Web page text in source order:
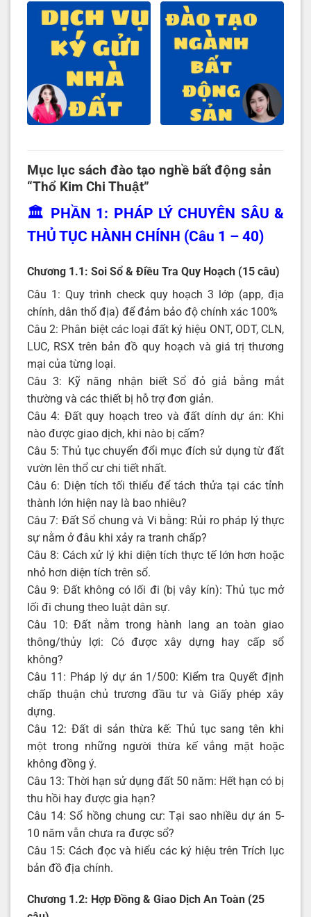
Mục lục sách đào tạo nghề bất động sản
“Thổ Kim Chi Thuật”
🏛️ PHẦN 1: PHÁP LÝ CHUYÊN SÂU &
THỦ TỤC HÀNH CHÍNH (Câu 1 – 40)
Chương 1.1: Soi Sổ & Điều Tra Quy Hoạch (15 câu)
Câu 1: Quy trình check quy hoạch 3 lớp (app, địa
chính, dân thổ địa) để đảm bảo độ chính xác 100%
Câu 2: Phân biệt các loại đất ký hiệu ONT, ODT, CLN,
LUC, RSX trên bản đồ quy hoạch và giá trị thương
mại của từng loại.
Câu 3: Kỹ năng nhận biết Sổ đỏ giả bằng mắt
thường và các thiết bị hỗ trợ đơn giản.
Câu 4: Đất quy hoạch treo và đất dính dự án: Khi
nào được giao dịch, khi nào bị cấm?
Câu 5: Thủ tục chuyển đổi mục đích sử dụng từ đất
vườn lên thổ cư chi tiết nhất.
Câu 6: Diện tích tối thiểu để tách thửa tại các tỉnh
thành lớn hiện nay là bao nhiêu?
Câu 7: Đất Sổ chung và Vi bằng: Rủi ro pháp lý thực
sự nằm ở đâu khi xảy ra tranh chấp?
Câu 8: Cách xử lý khi diện tích thực tế lớn hơn hoặc
nhỏ hơn diện tích trên sổ.
Câu 9: Đất không có lối đi (bị vây kín): Thủ tục mở
lối đi chung theo luật dân sự.
Câu 10: Đất nằm trong hành lang an toàn giao
thông/thủy lợi: Có được xây dựng hay cấp sổ
không?
Câu 11: Pháp lý dự án 1/500: Kiểm tra Quyết định
chấp thuận chủ trương đầu tư và Giấy phép xây
dựng.
Câu 12: Đất di sản thừa kế: Thủ tục sang tên khi
một trong những người thừa kế vắng mặt hoặc
không đồng ý.
Câu 13: Thời hạn sử dụng đất 50 năm: Hết hạn có bị
thu hồi hay được gia hạn?
Câu 14: Sổ hồng chung cư: Tại sao nhiều dự án 5-
10 năm vẫn chưa ra được sổ?
Câu 15: Cách đọc và hiểu các ký hiệu trên Trích lục
bản đồ địa chính.
Chương 1.2: Hợp Đồng & Giao Dịch An Toàn (25